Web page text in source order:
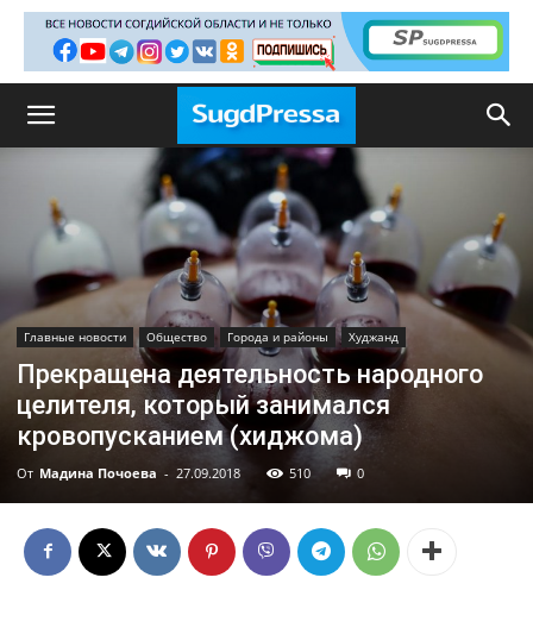
Главные новости Общество Города и районы Худжанд
Прекращена деятельность народного
целителя, который занимался
кровопусканием (хиджома)
От Мадина Почоева - 27.09.2018 510 0